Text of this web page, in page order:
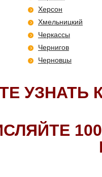
Херсон
Хмельницкий
Черкассы
Чернигов
Черновцы
УЗНАТЬ